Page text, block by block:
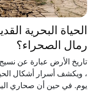
الحياة البحرية
رمال الصحراء؟
تاريخ الأرض عبارة عن
، ويكشف أسرار أشكال
يوم. في حين أن صحاري